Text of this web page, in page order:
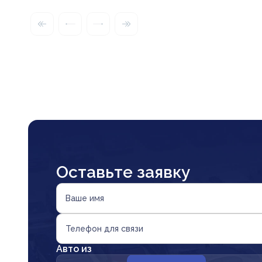
Оставьте заявку
Ваше имя
Телефон для связи
Авто из